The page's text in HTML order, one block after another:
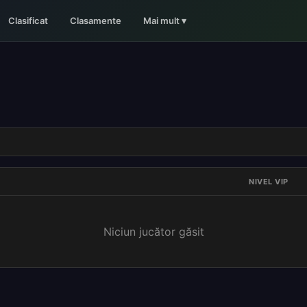
Clasificat Clasamente Mai mult▾
NIVEL VIP
Niciun jucător găsit